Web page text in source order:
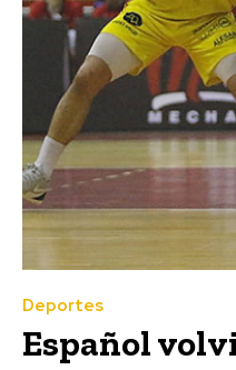
Deportes
Español